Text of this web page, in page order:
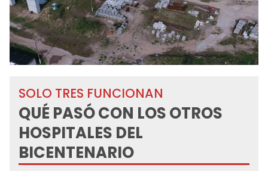
SOLO TRES FUNCIONAN
QUÉ PASÓ CON LOS OTROS
HOSPITALES DEL
BICENTENARIO